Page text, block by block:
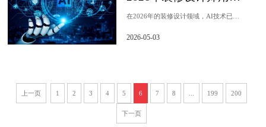
在2026年的装修设计领域，AI技术已从锦上添花的辅助工具，进化为设计师提升效率、拓展创意边界的核心生产力。面对日益多元化的项目需求，如何选择既能高效出图，又能...
2026-05-03
上一页 1 2 3 4 5 6 7 8 199 200
下一页